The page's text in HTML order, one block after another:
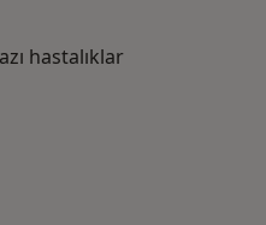
hastalıklar